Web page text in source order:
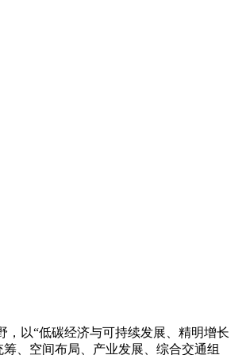
以“低碳经济与可持续发展、精明增长
、空间布局、产业发展、综合交通组